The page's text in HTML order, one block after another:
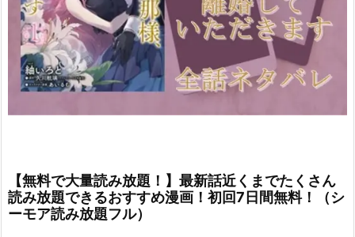
【無料で大量読み放題！】最新話近くまでたくさん
読み放題できるおすすめ漫画！初回7日間無料！（シ
ーモア読み放題フル）